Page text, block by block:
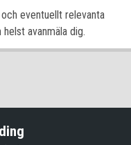
eventuellt relevanta
avanmäla dig.